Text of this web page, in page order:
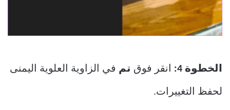
الخطوة 4: انقر فوق تم في الزاوية العلوية اليمنى
لحفظ التغييرات.